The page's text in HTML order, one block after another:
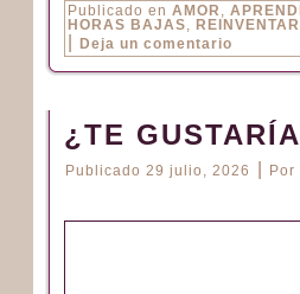
Publicado en AMOR ,
HORAS BAJAS,
Deja un comentario
¿TE
Publicado 29 julio, 2026 Por